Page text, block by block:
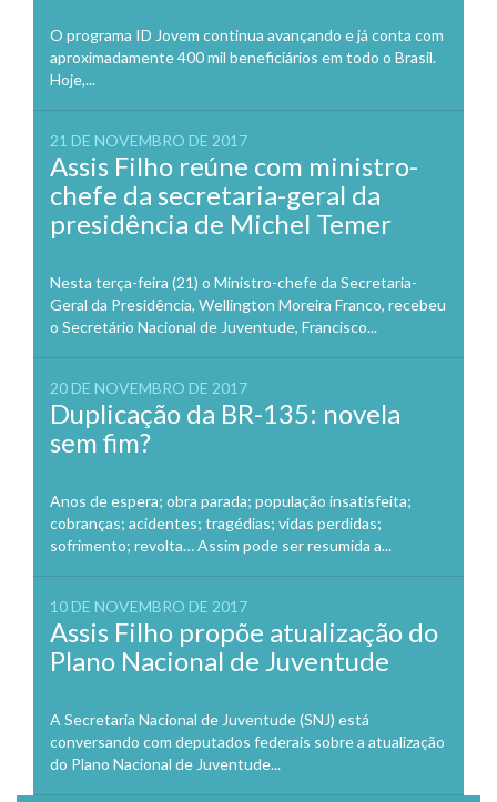
O programa ID Jovem continua avançando e já conta com
aproximadamente 400 mil beneficiários em todo o Brasil.
Hoje,...
21 DE NOVEMBRO DE 2017
Assis Filho reúne com ministro-
chefe da secretaria-geral da
presidência de Michel Temer
Nesta terça-feira (21) o Ministro-chefe da Secretaria-
Geral da Presidência, Wellington Moreira Franco, recebeu
o Secretário Nacional de Juventude, Francisco...
20 DE NOVEMBRO DE 2017
Duplicação da BR-135: novela
sem fim?
Anos de espera; obra parada; população insatisfeita;
cobranças; acidentes; tragédias; vidas perdidas;
sofrimento; revolta… Assim pode ser resumida a...
10 DE NOVEMBRO DE 2017
Assis Filho propõe atualização do
Plano Nacional de Juventude
A Secretaria Nacional de Juventude (SNJ) está
conversando com deputados federais sobre a atualização
do Plano Nacional de Juventude...